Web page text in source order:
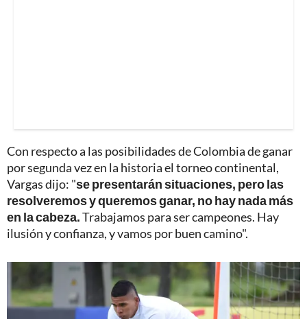
Con respecto a las posibilidades de Colombia de ganar
por segunda vez en la historia el torneo continental,
Vargas dijo: "se presentarán situaciones, pero las
resolveremos y queremos ganar, no hay nada más
en la cabeza.Trabajamos para ser campeones. Hay
ilusión y confianza, y vamos por buen camino".